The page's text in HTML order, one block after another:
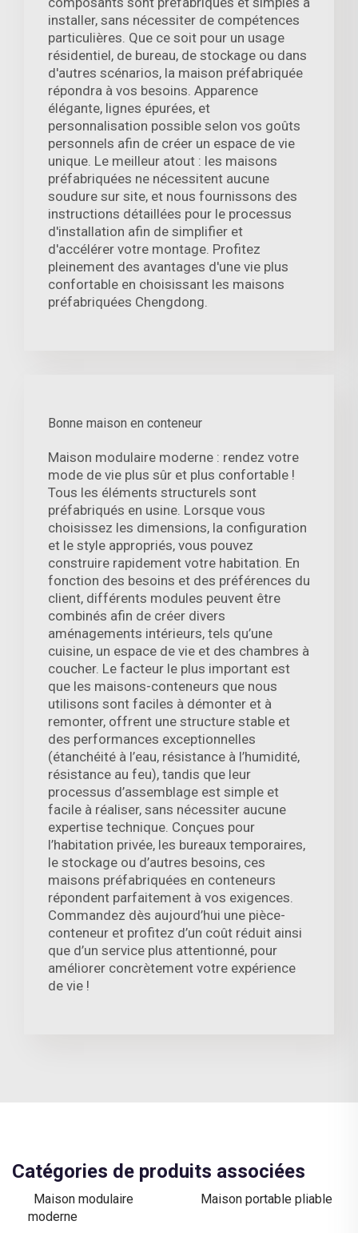
installer, sans nécessiter de compétences
particulières. Que ce soit pour un usage
résidentiel, de bureau, de stockage ou dans
d'autres scénarios, la maison préfabriquée
répondra à vos besoins. Apparence
élégante, lignes épurées, et
personnalisation possible selon vos goûts
personnels afin de créer un espace de vie
unique. Le meilleur atout : les maisons
préfabriquées ne nécessitent aucune
soudure sur site, et nous fournissons des
instructions détaillées pour le processus
d'installation afin de simplifier et
d'accélérer votre montage. Profitez
pleinement des avantages d'une vie plus
confortable en choisissant les maisons
préfabriquées Chengdong.
Bonne maison en conteneur
Maison modulaire moderne : rendez votre
mode de vie plus sûr et plus confortable !
Tous les éléments structurels sont
préfabriqués en usine. Lorsque vous
choisissez les dimensions, la configuration
et le style appropriés, vous pouvez
construire rapidement votre habitation. En
fonction des besoins et des préférences du
client, différents modules peuvent être
combinés afin de créer divers
aménagements intérieurs, tels qu’une
cuisine, un espace de vie et des chambres à
coucher. Le facteur le plus important est
que les maisons-conteneurs que nous
utilisons sont faciles à démonter et à
remonter, offrent une structure stable et
des performances exceptionnelles
(étanchéité à l’eau, résistance à l’humidité,
résistance au feu), tandis que leur
processus d’assemblage est simple et
facile à réaliser, sans nécessiter aucune
expertise technique. Conçues pour
l’habitation privée, les bureaux temporaires,
le stockage ou d’autres besoins, ces
maisons préfabriquées en conteneurs
répondent parfaitement à vos exigences.
Commandez dès aujourd’hui une pièce-
conteneur et profitez d’un coût réduit ainsi
que d’un service plus attentionné, pour
améliorer concrètement votre expérience
de vie !
Catégories de produits associées
Maison modulaire
moderne
Maison portable pliable